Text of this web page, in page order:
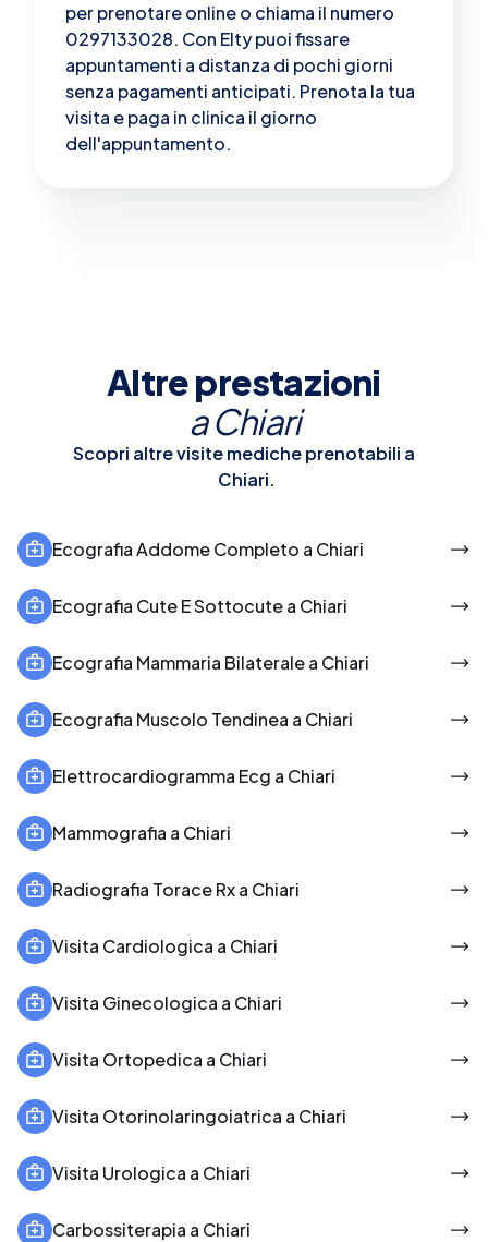
per prenotare online o chiama il numero
0297133028. Con Elty puoi fissare
appuntamenti a distanza di pochi giorni
senza pagamenti anticipati. Prenota la tua
visita e paga in clinica il giorno
dell'appuntamento.
Altre prestazioni
aChiari
Scopri altre visite mediche prenotabili a
Chiari.
Ecografia Addome Completo a Chiari
Ecografia Cute E Sottocute a Chiari
Ecografia Mammaria Bilaterale a Chiari
Ecografia Muscolo Tendinea a Chiari
Elettrocardiogramma Ecg a Chiari
Mammografia a Chiari
Radiografia Torace Rx a Chiari
Visita Cardiologica a Chiari
Visita Ginecologica a Chiari
Visita Ortopedica a Chiari
Visita Otorinolaringoiatrica a Chiari
Visita Urologica a Chiari
Carbossiterapia a Chiari